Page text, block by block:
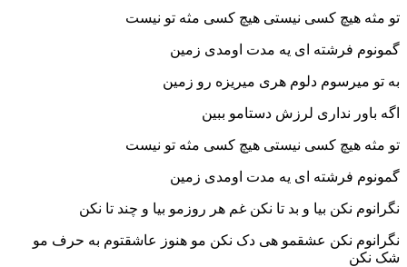
تو مثه هیچ کسی نیستی هیچ کسی مثه تو نیست
گمونوم فرشته ای یه مدت اومدی زمین
به تو میرسوم دلوم هری میریزه رو زمین
اگه باور نداری لرزش دستامو ببین
تو مثه هیچ کسی نیستی هیچ کسی مثه تو نیست
گمونوم فرشته ای یه مدت اومدی زمین
نگرانوم نکن بیا و بد تا نکن غم هر روزمو بیا و چند تا نکن
نگرانوم نکن عشقمو هی دک نکن مو هنوز عاشقتوم به حرف مو
شک نکن